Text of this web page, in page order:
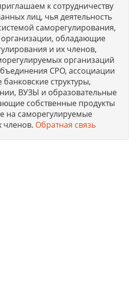
к сотрудничеству
лиц, чья деятельность
саморегулирования,
обладающие
и их членов,
организаций
СРО, ассоциации
структуры,
ВУЗЫ и образовательные
собственные продукты
на саморегулируемые
членов. Обратная связь